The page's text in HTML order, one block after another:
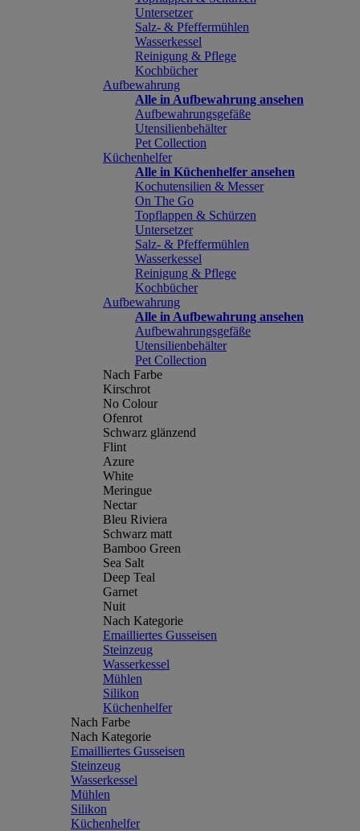
Untersetzer
Salz- & Pfeffermühlen
Wasserkessel
Reinigung & Pflege
Kochbücher
Aufbewahrung
Alle in Aufbewahrung ansehen
Aufbewahrungsgefäße
Utensilienbehälter
Pet Collection
Küchenhelfer
Alle in Küchenhelfer ansehen
Kochutensilien & Messer
On The Go
Topflappen & Schürzen
Untersetzer
Salz- & Pfeffermühlen
Wasserkessel
Reinigung & Pflege
Kochbücher
Aufbewahrung
Alle in Aufbewahrung ansehen
Aufbewahrungsgefäße
Utensilienbehälter
Pet Collection
Nach Farbe
Kirschrot
No Colour
Ofenrot
Schwarz glänzend
Flint
Azure
White
Meringue
Nectar
Bleu Riviera
Schwarz matt
Bamboo Green
Sea Salt
Deep Teal
Garnet
Nuit
Nach Kategorie
Emailliertes Gusseisen
Steinzeug
Wasserkessel
Mühlen
Silikon
Küchenhelfer
Nach Farbe
Nach Kategorie
Emailliertes Gusseisen
Steinzeug
Wasserkessel
Mühlen
Silikon
Küchenhelfer